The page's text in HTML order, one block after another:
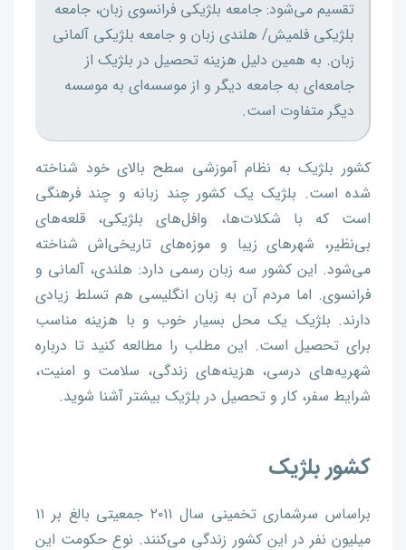
تقسیم می‌شود: جامعه بلژیکی فرانسوی زبان، جامعه
بلژیکی فلمیش/ هلندی زبان و جامعه بلژیکی آلمانی
زبان. به همین دلیل هزینه تحصیل در بلژیک از
جامعه‌ای به جامعه دیگر و از موسسه‌ای به موسسه
دیگر متفاوت است.
کشور بلژیک به نظام آموزشی سطح بالای خود شناخته
شده است. بلژیک یک کشور چند زبانه و چند فرهنگی
است که با شکلات‌ها، وافل‌های بلژیکی، قلعه‌های
بی‌نظیر، شهر‌های زیبا و موزه‌های تاریخی‌اش شناخته
می‌شود. این کشور سه زبان رسمی دارد: هلندی، آلمانی و
فرانسوی. اما مردم آن به زبان انگلیسی هم تسلط زیادی
دارند. بلژیک یک محل بسیار خوب و با هزینه مناسب
برای تحصیل است. این مطلب را مطالعه کنید تا درباره
شهریه‌های درسی، هزینه‌های زندگی، سلامت و امنیت،
شرایط سفر، کار و تحصیل در بلژیک بیشتر آشنا شوید.
کشور بلژیک
براساس سرشماری تخمینی سال ۲۰۱۱ جمعیتی بالغ بر ۱۱
میلیون نفر در این کشور زندگی می‌کنند. نوع حکومت این